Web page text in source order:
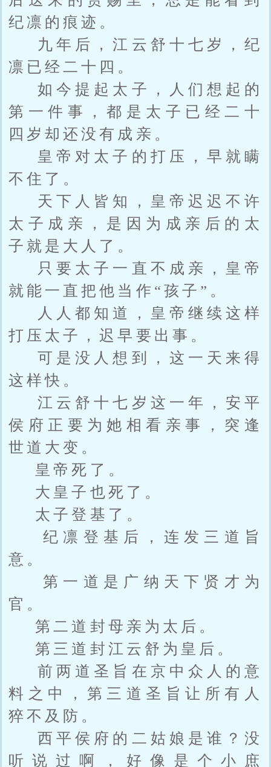
纪凛的痕迹。
九年后，江云舒十七岁，纪
凛已经二十四。
如今提起太子，人们想起的
第一件事，都是太子已经二十
四岁却还没有成亲。
皇帝对太子的打压，早就瞒
不住了。
天下人皆知，皇帝迟迟不许
太子成亲，是因为成亲后的太
子就是大人了。
只要太子一直不成亲，皇帝
就能一直把他当作“孩子”。
人人都知道，皇帝继续这样
打压太子，迟早要出事。
可是没人想到，这一天来得
这样快。
江云舒十七岁这一年，安平
侯府正要为她相看亲事，突逢
世道大变。
皇帝死了。
大皇子也死了。
太子登基了。
纪凛登基后，连发三道旨
意。
第一道是广纳天下贤才为
官。
第二道封母亲为太后。
第三道封江云舒为皇后。
前两道圣旨在京中众人的意
料之中，第三道圣旨让所有人
猝不及防。
西平侯府的二姑娘是谁？没
听说过啊，好像是个小庶